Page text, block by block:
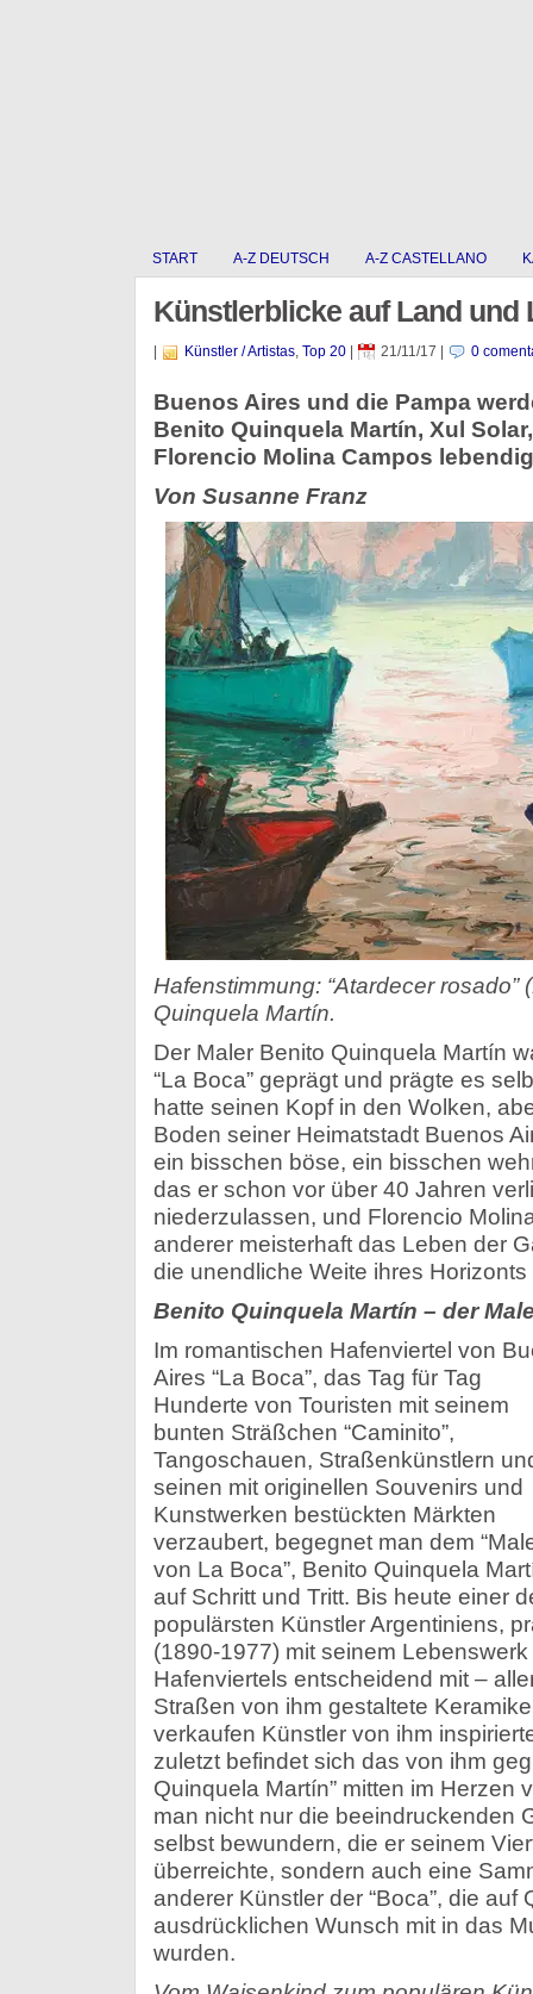
START A-Z DEUTSCH A-Z CASTELLANO
Künstlerblicke auf Land und
Künstler / Artistas, Top 20| 21/11/17 0
Buenos Aires und die Pampa
Benito Quinquela Martín, Xul
Florencio Molina Campos lebendig
Von Susanne Franz
Hafenstimmung: “Atardecer rosado”
Quinquela Martín.
Der Maler Benito Quinquela Martín
“La Boca” geprägt und prägte es
hatte seinen Kopf in den Wolken,
Boden seiner Heimatstadt Buenos
ein bisschen böse, ein bisschen
das er schon vor über 40 Jahren
niederzulassen, und Florencio
anderer meisterhaft das Leben der
die unendliche Weite ihres Horizonts
Benito Quinquela Martín – der
Im romantischen Hafenviertel von
Aires “La Boca”, das Tag für Tag
Hunderte von Touristen mit seinem
bunten Sträßchen “Caminito”,
Tangoschauen, Straßenkünstlern
seinen mit originellen Souvenirs und
Kunstwerken bestückten Märkten
verzaubert, begegnet man dem
von La Boca”, Benito Quinquela
auf Schritt und Tritt. Bis heute einer
populärsten Künstler Argentiniens,
(1890-1977) mit seinem
Hafenviertels entscheidend mit –
Straßen von ihm gestaltete
verkaufen Künstler von ihm
zuletzt befindet sich das von ihm
Quinquela Martín” mitten im Herzen
man nicht nur die beeindruckenden
selbst bewundern, die er seinem
überreichte, sondern auch eine
anderer Künstler der “Boca”, die auf
ausdrücklichen Wunsch mit in das
wurden.